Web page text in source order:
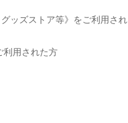
ッズストア等》をご利用され
利用された方